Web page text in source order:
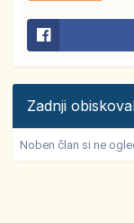
Zadnji
Noben član si ne